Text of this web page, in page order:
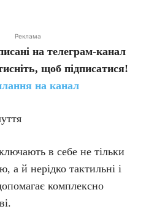
Реклама
на телеграм-канал
щоб підписатися!
на канал
в себе не тільки
а й нерідко тактильні і
комплексно